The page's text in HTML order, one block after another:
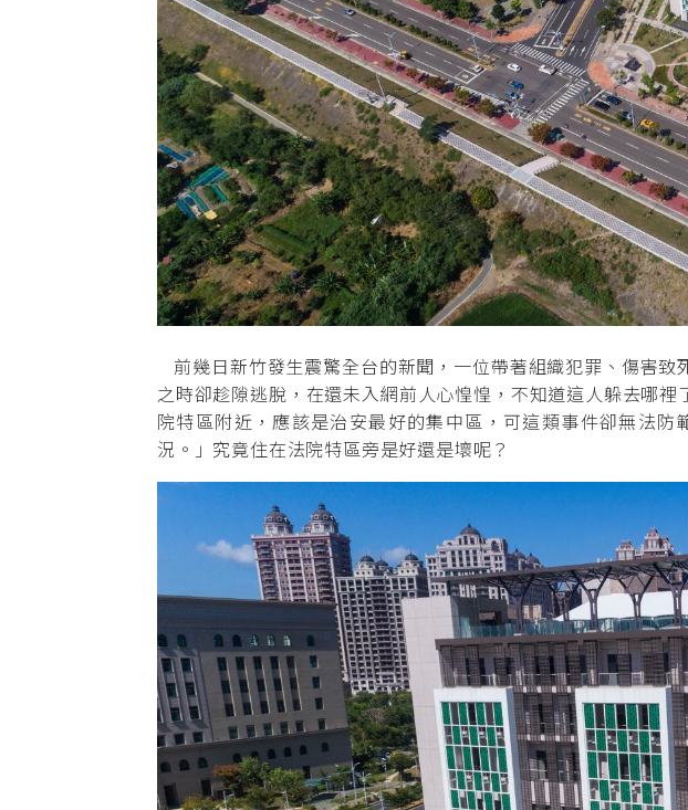
前幾日新竹發生震驚全台的新聞，一位帶著組織犯罪、傷害
之時卻趁隙逃脫，在還未入網前人心惶惶，不知道這人躲去哪
院特區附近，應該是治安最好的集中區，可這類事件卻無法
況。」究竟住在法院特區旁是好還是壞呢？